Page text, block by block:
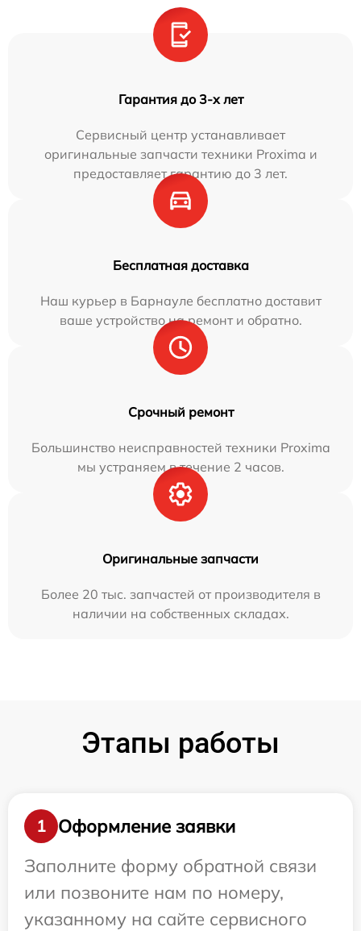
Гарантия до 3-х лет
Сервисный центр устанавливает
оригинальные запчасти техники Proxima и
предоставляет гарантию до 3 лет.
Бесплатная доставка
Наш курьер в Барнауле бесплатно доставит
ваше устройство на ремонт и обратно.
Срочный ремонт
Большинство неисправностей техники Proxima
мы устраняем в течение 2 часов.
Оригинальные запчасти
Более 20 тыс. запчастей от производителя в
наличии на собственных складах.
Этапы работы
1
Оформление заявки
Заполните форму обратной связи
или позвоните нам по номеру,
указанному на сайте сервисного